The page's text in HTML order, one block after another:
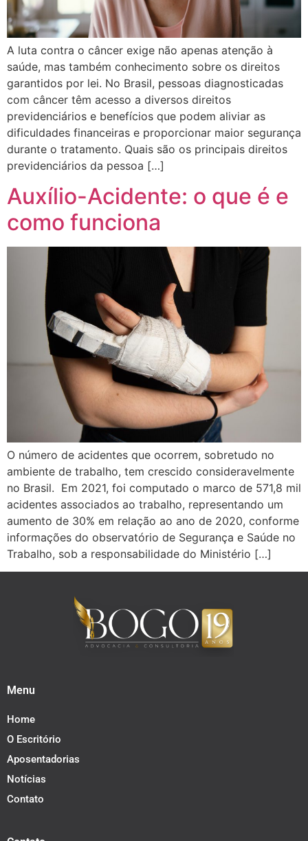
A luta contra o câncer exige não apenas atenção à
saúde, mas também conhecimento sobre os direitos
garantidos por lei. No Brasil, pessoas diagnosticadas
com câncer têm acesso a diversos direitos
previdenciários e benefícios que podem aliviar as
dificuldades financeiras e proporcionar maior segurança
durante o tratamento. Quais são os principais direitos
previdenciários da pessoa […]
Auxílio-Acidente: o que é e
como funciona
O número de acidentes que ocorrem, sobretudo no
ambiente de trabalho, tem crescido consideravelmente
no Brasil. Em 2021, foi computado o marco de 571,8 mil
acidentes associados ao trabalho, representando um
aumento de 30% em relação ao ano de 2020, conforme
informações do observatório de Segurança e Saúde no
Trabalho, sob a responsabilidade do Ministério […]
Menu
Home
O Escritório
Aposentadorias
Notícias
Contato